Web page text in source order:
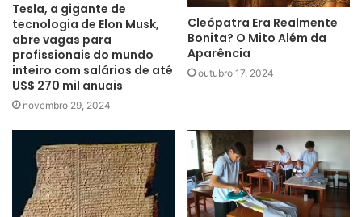
Tesla, a gigante de
tecnologia de Elon Musk,
abre vagas para
profissionais do mundo
inteiro com salários de até
US$ 270 mil anuais
novembro 29, 2024
Cleópatra Era Realmente
Bonita? O Mito Além da
Aparência
outubro 17, 2024